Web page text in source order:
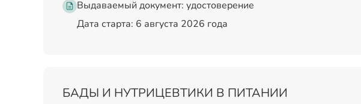
Выдаваемый документ: удостоверение
Дата старта: 6 августа 2026 года
БАДЫ И НУТРИЦЕВТИКИ В ПИТАНИИ